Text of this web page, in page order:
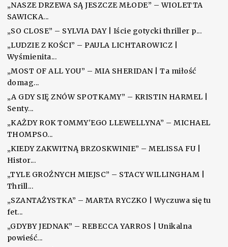
„NASZE DRZEWA SĄ JESZCZE MŁODE” – WIOLETTA
SAWICKA...
„SO CLOSE” – SYLVIA DAY | Iście gotycki thriller p...
„LUDZIE Z KOŚCI” – PAULA LICHTAROWICZ |
Wyśmienita...
„MOST OF ALL YOU” – MIA SHERIDAN | Ta miłość
domag...
„A GDY SIĘ ZNÓW SPOTKAMY” – KRISTIN HARMEL |
Senty...
„KAŻDY ROK TOMMY'EGO LLEWELLYNA” – MICHAEL
THOMPSO...
„KIEDY ZAKWITNĄ BRZOSKWINIE” – MELISSA FU |
Histor...
„TYLE GROŹNYCH MIEJSC” – STACY WILLINGHAM |
Thrill...
„SZANTAŻYSTKA” – MARTA RYCZKO | Wyczuwa się tu
fet...
„GDYBY JEDNAK” – REBECCA YARROS | Unikalna
powieść...